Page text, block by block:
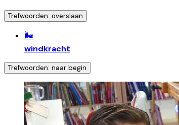
Trefwoorden: overslaan
🌬️
windkracht
Trefwoorden: naar begin